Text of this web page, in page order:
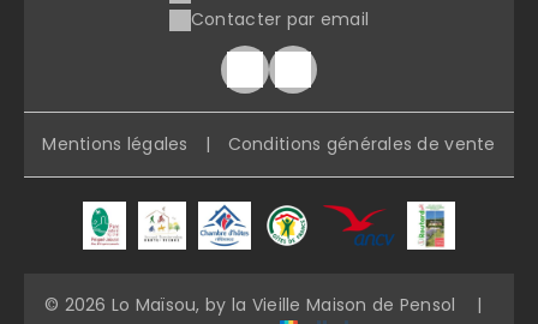
Contacter par email
Mentions légales | Conditions générales de vente
© 2026 Lo Maïsou, by la Vieille Maison de Pensol
|